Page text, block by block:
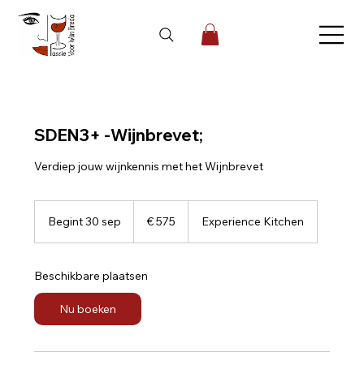
SDEN3+ -Wijnbrevet;
Verdiep jouw wijnkennis met het Wijnbrevet
Begint 30 sep
n
0
€ 575 Experience Kitchen
Beschikbare plaatsen
Nu boeken